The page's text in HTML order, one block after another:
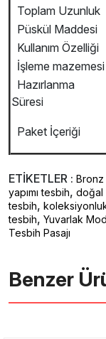
Toplam Uzunluk
Püskül Maddesi
Kullanım Özelliği
İşleme mazemesi
Hazırlanma
Süresi
Paket İçeriği
ETİKETLER : Bronz
yapımı tesbih, doğal
tesbih,
tesbih, Yuvarlak
Tesbih Pasajı
Benzer